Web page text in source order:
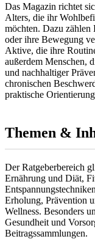
Das Magazin richtet
Alters, die ihr
möchten. Dazu zählen
oder ihre Bewegung
Aktive, die ihre
außerdem Menschen,
und nachhaltiger
chronischen
praktische
Themen &
Der Ratgeberbereich
Ernährung und Diät,
Erholung, Prävention
Wellness. Besonders
Gesundheit und
Beitragssammlungen.